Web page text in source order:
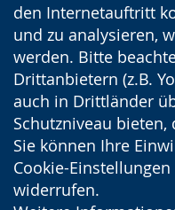
den Internetauftritt
und zu analysieren,
werden. Bitte
Drittanbietern (z.B.
auch in Drittländer
Schutzniveau bieten,
Sie können Ihre
Cookie-
widerrufen.